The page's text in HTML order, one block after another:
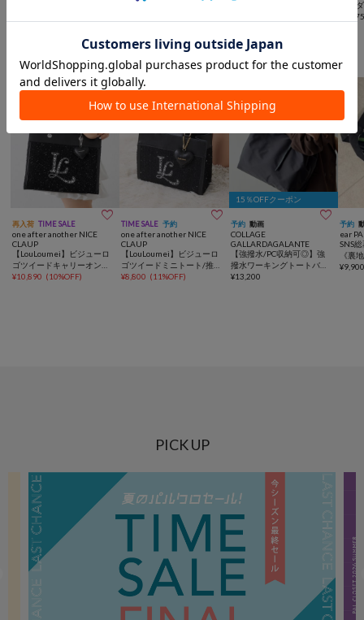
ハーフムーン2WAYBAG
画】
トー
あると助かるトート/ミニトートバッグ
再入荷 TIME SALE 
one after another NICE
CLAUP
【LouLoumei】ビジューロ
ゴツイードキャリーオント
ート/推し活
¥10,890 (10%OFF)
TIME SALE 予約 
one after another NICE
CLAUP
【LouLoumei】ビジューロ
ゴツイードミニトート/推し
活
¥8,800 (11%OFF)
15％OFFクーポン
予約 動画 
COLLAGE
GALLARDAGALANTE
【強撥水/PC収納可◎】強
撥水ワーキングトートバッ
グ
¥13,200
予約
ear
SNS
《裏
イズ
¥
PICK UP